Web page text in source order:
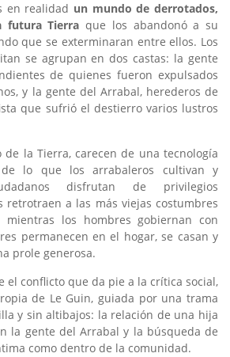
en realidad un mundo de derrotados,
futura Tierra que los abandonó a su
que se exterminaran entre ellos. Los
se agrupan en dos castas: la gente
de quienes fueron expulsados
y la gente del Arrabal, herederos de
que sufrió el destierro varios lustros
de la Tierra, carecen de una tecnología
lo que los arrabaleros cultivan y
disfrutan de privilegios
retrotraen a las más viejas costumbres
mientras los hombres gobiernan con
permanecen en el hogar, se casan y
prole generosa.
el conflicto que da pie a la crítica social,
de Le Guin, guiada por una trama
y sin altibajos: la relación de una hija
la gente del Arrabal y la búsqueda de
como dentro de la comunidad.